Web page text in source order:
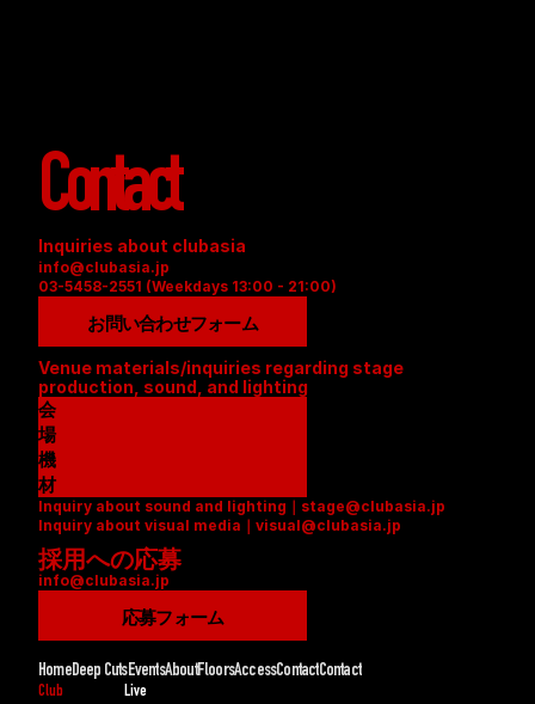
Contact
Inquiries about clubasia
info@clubasia.jp
03-5458-2551 (Weekdays 13:00 - 21:00)
お問い合わせフォーム
Venue materials/inquiries regarding stage
production, sound, and lighting
会
場
資
料
(
P
D
F
機
材
リ
ス
ト
(
D
F
)
Inquiry about sound and lighting｜stage@clubasia.jp
Inquiry about visual media｜visual@clubasia.jp
採用への応募
info@clubasia.jp
応募フォーム
HomeDeep CutsEventsAboutFloorsAccessContactContact
Club Live